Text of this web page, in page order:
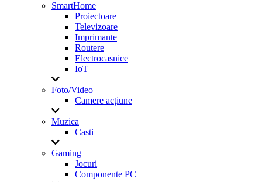
SmartHome
Proiectoare
Televizoare
Imprimante
Routere
Electrocasnice
IoT
Foto/Video
Camere acțiune
Muzica
Casti
Gaming
Jocuri
Componente PC